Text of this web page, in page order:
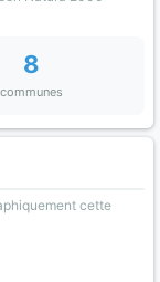
8
communes
cette